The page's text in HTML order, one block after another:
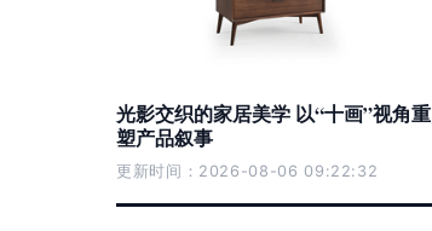
光影交织的家居美学 以“十画”视角重
塑产品叙事
更新时间：2026-08-06 09:22:32